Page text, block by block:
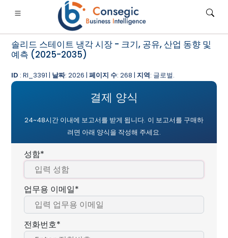
• 에너지 및 전력
• 사례 연구
솔리드 스테이트 냉각 시장 - 크기, 공유, 산업 동향 및
예측 (2025-2035)
ID : RI_3391 | 날짜: 2026 |페이지 수: 268 |지역: 글로벌.
결제 양식
24~48시간 이내에 보고서를 받게 됩니다. 이 보고서를 구매하
려면 아래 양식을 작성해 주세요.
성함*
업무용 이메일*
전화번호*